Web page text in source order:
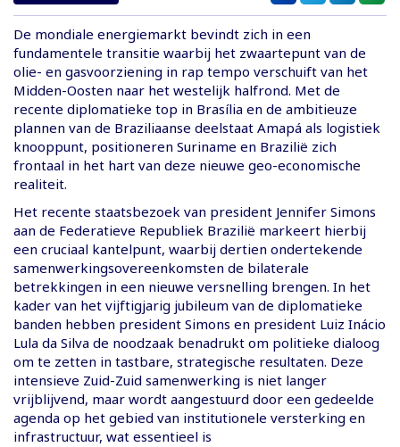
De mondiale energiemarkt bevindt zich in een
fundamentele transitie waarbij het zwaartepunt van de
olie- en gasvoorziening in rap tempo verschuift van het
Midden-Oosten naar het westelijk halfrond. Met de
recente diplomatieke top in Brasília en de ambitieuze
plannen van de Braziliaanse deelstaat Amapá als logistiek
knooppunt, positioneren Suriname en Brazilië zich
frontaal in het hart van deze nieuwe geo-economische
realiteit.
Het recente staatsbezoek van president Jennifer Simons
aan de Federatieve Republiek Brazilië markeert hierbij
een cruciaal kantelpunt, waarbij dertien ondertekende
samenwerkingsovereenkomsten de bilaterale
betrekkingen in een nieuwe versnelling brengen. In het
kader van het vijftigjarig jubileum van de diplomatieke
banden hebben president Simons en president Luiz Inácio
Lula da Silva de noodzaak benadrukt om politieke dialoog
om te zetten in tastbare, strategische resultaten. Deze
intensieve Zuid-Zuid samenwerking is niet langer
vrijblijvend, maar wordt aangestuurd door een gedeelde
agenda op het gebied van institutionele versterking en
infrastructuur, wat essentieel is